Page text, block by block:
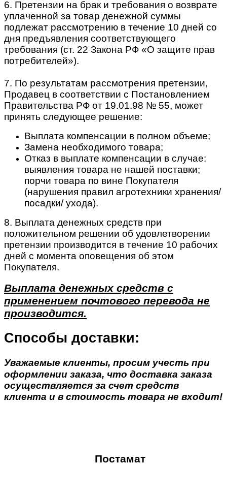
6. Претензии на брак и требования о возврате
уплаченной за товар денежной суммы
подлежат рассмотрению в течение 10 дней со
дня предъявления соответствующего
требования (ст. 22 Закона РФ «О защите прав
потребителей»).
7. По результатам рассмотрения претензии,
Продавец в соответствии с Постановлением
Правительства РФ от 19.01.98 № 55, может
принять следующее решение:
Выплата компенсации в полном объеме;
Замена необходимого товара;
Отказ в выплате компенсации в случае:
выявления товара не нашей поставки;
порчи товара по вине Покупателя
(нарушения правил агротехники хранения/
посадки/ ухода).
8. Выплата денежных средств при
положительном решении об удовлетворении
претензии производится в течение 10 рабочих
дней с момента оповещения об этом
Покупателя.
Выплата денежных средств с
применением почтового перевода не
производится.
Способы доставки:
Уважаемые клиенты, просим учесть при
оформлении заказа, что доставка заказа
осуществляется за счет средств
клиента и в стоимость товара не входит!
Постамат